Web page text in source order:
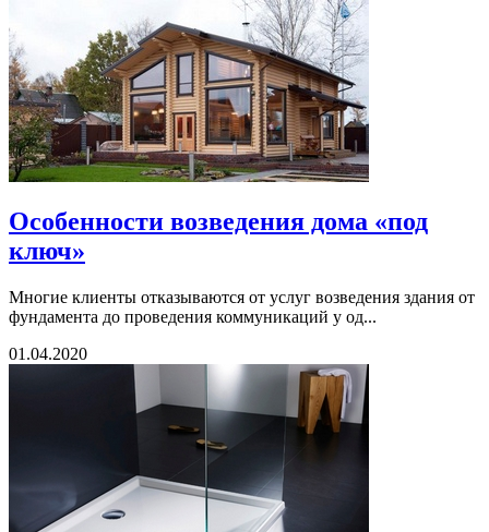
Особенности возведения дома «под
ключ»
Многие клиенты отказываются от услуг возведения здания от
фундамента до проведения коммуникаций у од...
01.04.2020